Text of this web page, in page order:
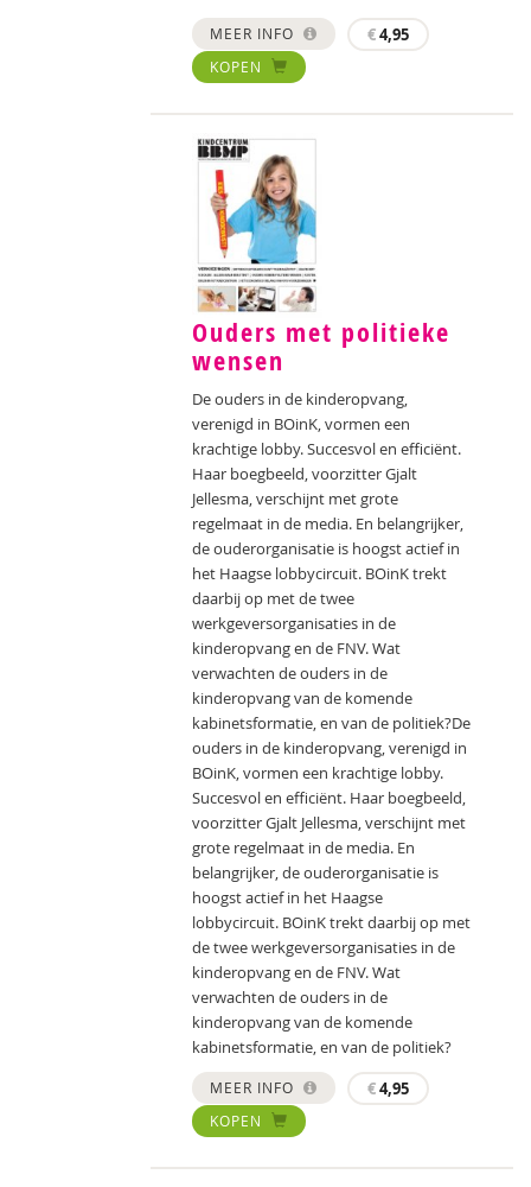
MEER INFO €4,95
KOPEN
Ouders met politieke
wensen
De ouders in de kinderopvang,
verenigd in BOinK, vormen een
krachtige lobby. Succesvol en efficiënt.
Haar boegbeeld, voorzitter Gjalt
Jellesma, verschijnt met grote
regelmaat in de media. En belangrijker,
de ouderorganisatie is hoogst actief in
het Haagse lobbycircuit. BOinK trekt
daarbij op met de twee
werkgeversorganisaties in de
kinderopvang en de FNV. Wat
verwachten de ouders in de
kinderopvang van de komende
kabinetsformatie, en van de politiek?De
ouders in de kinderopvang, verenigd in
BOinK, vormen een krachtige lobby.
Succesvol en efficiënt. Haar boegbeeld,
voorzitter Gjalt Jellesma, verschijnt met
grote regelmaat in de media. En
belangrijker, de ouderorganisatie is
hoogst actief in het Haagse
lobbycircuit. BOinK trekt daarbij op met
de twee werkgeversorganisaties in de
kinderopvang en de FNV. Wat
verwachten de ouders in de
kinderopvang van de komende
kabinetsformatie, en van de politiek?
MEER INFO €4,95
KOPEN